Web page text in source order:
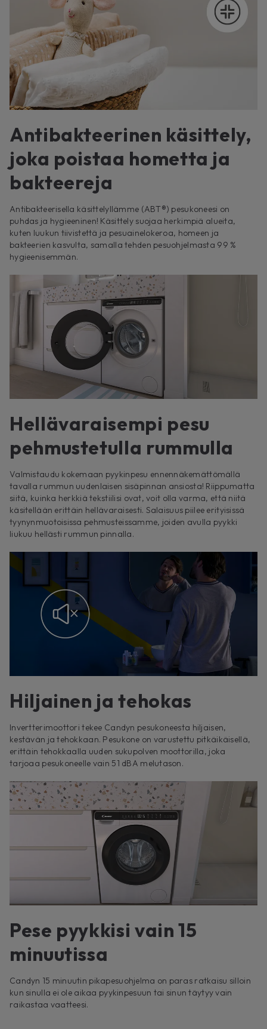
Antibakteerinen käsittely,
joka poistaa hometta ja
bakteereja
Antibakteerisella käsittelyllämme (ABT®) pesukoneesi on
puhdas ja hygieeninen! Käsittely suojaa herkimpiä alueita,
kuten luukun tiivistettä ja pesuainelokeroa, homeen ja
bakteerien kasvulta, samalla tehden pesuohjelmasta 99 %
hygieenisemmän.
Hellävaraisempi pesu
pehmustetulla rummulla
Valmistaudu kokemaan pyykinpesu ennennäkemättömällä
tavalla rummun uudenlaisen sisäpinnan ansiosta! Riippumatta
siitä, kuinka herkkiä tekstiilisi ovat, voit olla varma, että niitä
käsitellään erittäin hellävaraisesti. Salaisuus piilee erityisissä
tyynynmuotoisissa pehmusteissamme, joiden avulla pyykki
liukuu hellästi rummun pinnalla.
Hiljainen ja tehokas
Invertterimoottori tekee Candyn pesukoneesta hiljaisen,
kestävän ja tehokkaan. Pesukone on varustettu pitkäikäisellä,
erittäin tehokkaalla uuden sukupolven moottorilla, joka
tarjoaa pesukoneelle vain 51 dBA melutason.
Pese pyykkisi vain 15
minuutissa
Candyn 15 minuutin pikapesuohjelma on paras ratkaisu silloin
kun sinulla ei ole aikaa pyykinpesuun tai sinun täytyy vain
raikastaa vaatteesi.